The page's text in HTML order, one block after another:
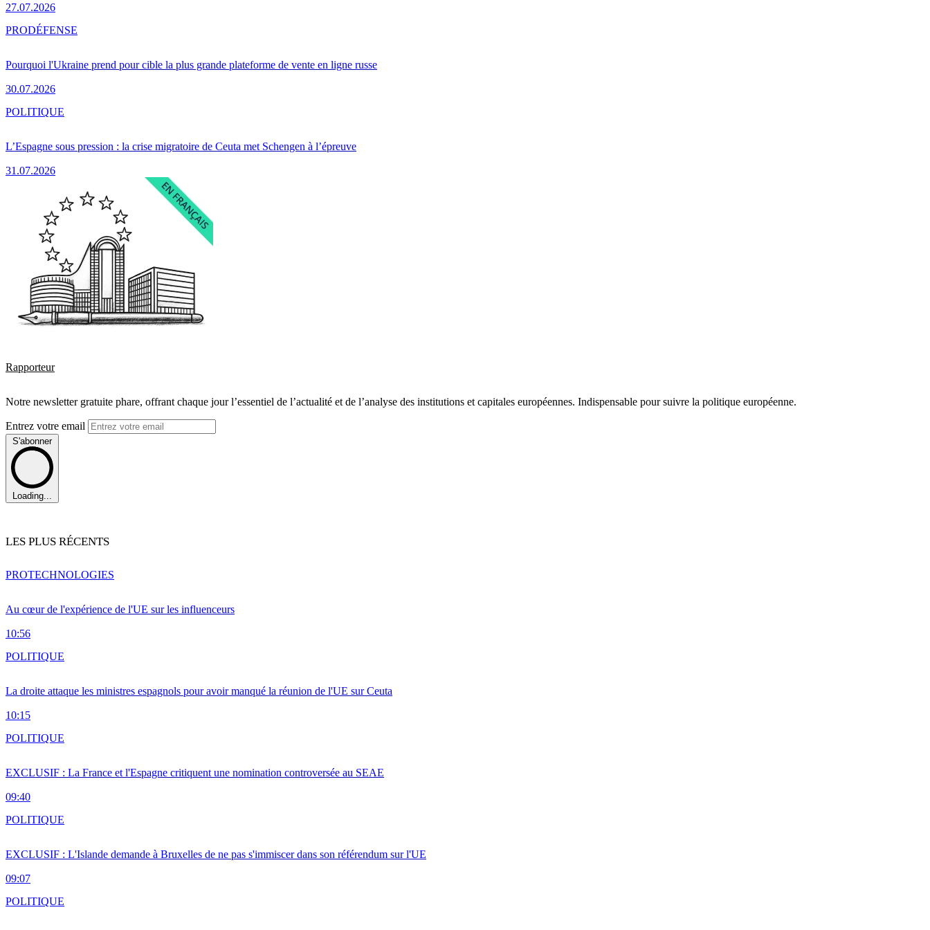
27.07.2026
Pourquoi l'Ukraine prend pour cible la plus grande plateforme de vente en ligne russe
30.07.2026
PRODÉFENSE
L’Espagne sous pression : la crise migratoire de Ceuta met Schengen à l’épreuve
31.07.2026
POLITIQUE
Rapporteur
Notre newsletter gratuite phare, offrant chaque jour l’essentiel de l’actualité et de l’analyse des institutions et capitales européennes. Indispensable pour suivre la politique européenne.
Entrez votre email
S'abonner
Loading...
LES PLUS RÉCENTS
Au cœur de l'expérience de l'UE sur les influenceurs
10:56
PROTECHNOLOGIES
La droite attaque les ministres espagnols pour avoir manqué la réunion de l'UE sur Ceuta
10:15
POLITIQUE
EXCLUSIF : La France et l'Espagne critiquent une nomination controversée au SEAE
09:40
POLITIQUE
EXCLUSIF : L'Islande demande à Bruxelles de ne pas s'immiscer dans son référendum sur l'UE
09:07
POLITIQUE
POLITIQUE